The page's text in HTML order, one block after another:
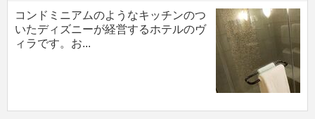
コンドミニアムのようなキッチンのつ
いたディズニーが経営するホテルのヴ
ィラです。お...